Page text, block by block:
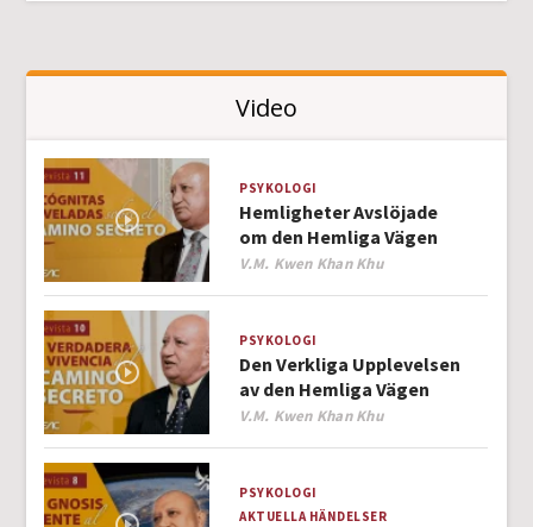
Video
PSYKOLOGI
Hemligheter Avslöjade
om den Hemliga Vägen
Author
V.M. Kwen Khan Khu
PSYKOLOGI
Den Verkliga Upplevelsen
av den Hemliga Vägen
Author
V.M. Kwen Khan Khu
PSYKOLOGI
AKTUELLA HÄNDELSER